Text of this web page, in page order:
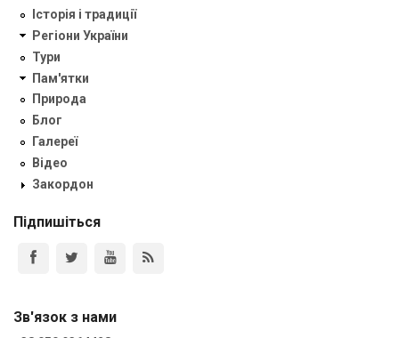
Історія і традиції
Регіони України
Тури
Пам'ятки
Природа
Блог
Галереї
Відео
Закордон
Підпишіться
Зв'язок з нами